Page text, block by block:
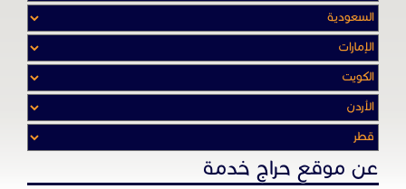
والشـاري بشكل مجاني لجميـع السلــع
والخـدمـات أينمـــا أرادوا وحيثـمـا كانـوا
تصفح في الموقع
الرئيسية